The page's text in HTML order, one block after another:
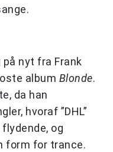
nyt fra Frank
album Blonde.
da han
hvoraf ”DHL”
og
form for trance.